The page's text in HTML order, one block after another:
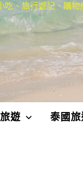
吃、旅行遊記、購
遊 泰國